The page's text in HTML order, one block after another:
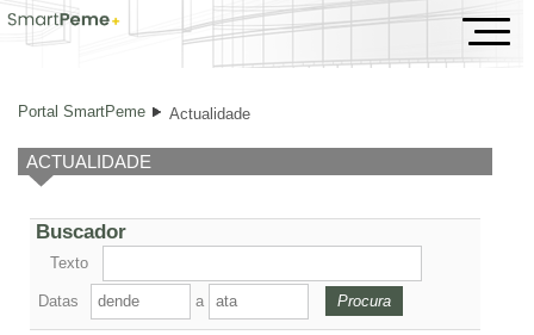
Actualidade
Portal SmartPeme Actualidade
ACTUALIDADE
Buscador
Texto
Datas a